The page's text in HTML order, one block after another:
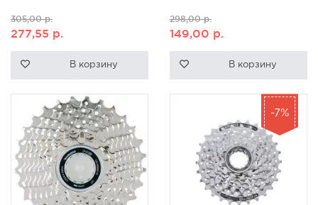
305,00р.
277,55 р.
В корзину
298,00р.
149,00 р.
В корзину
-7%